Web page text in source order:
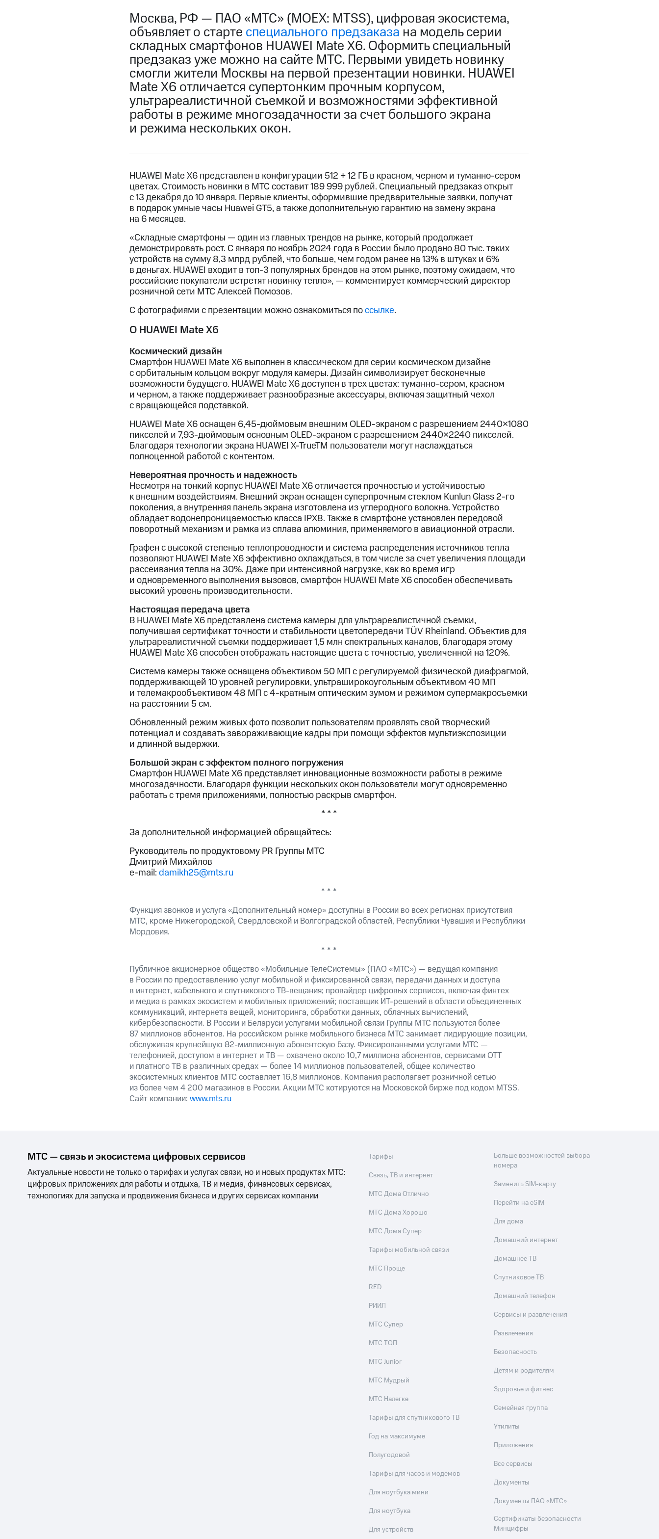
Москва, РФ — ПАО «МТС» (MOEX: MTSS), цифровая экосистема,
объявляет о старте специального предзаказа на модель серии
складных смартфонов HUAWEI Mate X6. Оформить специальный
предзаказ уже можно на сайте МТС. Первыми увидеть новинку
смогли жители Москвы на первой презентации новинки. HUAWEI
Mate X6 отличается супертонким прочным корпусом,
ультрареалистичной съемкой и возможностями эффективной
работы в режиме многозадачности за счет большого экрана
и режима нескольких окон.
HUAWEI Mate X6 представлен в конфигурации 512 + 12 ГБ в красном, черном и туманно-сером
цветах. Стоимость новинки в МТС составит 189 999 рублей. Специальный предзаказ открыт
с 13 декабря до 10 января. Первые клиенты, оформившие предварительные заявки, получат
в подарок умные часы Huawei GT5, а также дополнительную гарантию на замену экрана
на 6 месяцев.
«Складные смартфоны — один из главных трендов на рынке, который продолжает
демонстрировать рост. С января по ноябрь 2024 года в России было продано 80 тыс. таких
устройств на сумму 8,3 млрд рублей, что больше, чем годом ранее на 13% в штуках и 6%
в деньгах. HUAWEI входит в топ-3 популярных брендов на этом рынке, поэтому ожидаем, что
российские покупатели встретят новинку тепло», — комментирует коммерческий директор
розничной сети МТС Алексей Помозов.
С фотографиями с презентации можно ознакомиться поссылке.
О HUAWEI Mate X6
Космический дизайн
Смартфон HUAWEI Mate X6 выполнен в классическом для серии космическом дизайне
с орбитальным кольцом вокруг модуля камеры. Дизайн символизирует бесконечные
возможности будущего. HUAWEI Mate X6 доступен в трех цветах: туманно-сером, красном
и черном, а также поддерживает разнообразные аксессуары, включая защитный чехол
с вращающейся подставкой.
HUAWEI Mate X6 оснащен 6,45-дюймовым внешним OLED-экраном с разрешением 2440×1080
пикселей и 7,93-дюймовым основным OLED-экраном с разрешением 2440×2240 пикселей.
Благодаря технологии экрана HUAWEI X-TrueTM пользователи могут наслаждаться
полноценной работой с контентом.
Невероятная прочность и надежность
Несмотря на тонкий корпус HUAWEI Mate X6 отличается прочностью и устойчивостью
к внешним воздействиям. Внешний экран оснащен суперпрочным стеклом Kunlun Glass 2-го
поколения, а внутренняя панель экрана изготовлена из углеродного волокна. Устройство
обладает водонепроницаемостью класса IPX8. Также в смартфоне установлен передовой
поворотный механизм и рамка из сплава алюминия, применяемого в авиационной отрасли.
Графен с высокой степенью теплопроводности и система распределения источников тепла
позволяют HUAWEI Mate X6 эффективно охлаждаться, в том числе за счет увеличения площади
рассеивания тепла на 30%. Даже при интенсивной нагрузке, как во время игр
и одновременного выполнения вызовов, смартфон HUAWEI Mate X6 способен обеспечивать
высокий уровень производительности.
Настоящая передача цвета
В HUAWEI Mate X6 представлена система камеры для ультрареалистичной съемки,
получившая сертификат точности и стабильности цветопередачи TÜV Rheinland. Объектив для
ультрареалистичной съемки поддерживает 1,5 млн спектральных каналов, благодаря этому
HUAWEI Mate X6 способен отображать настоящие цвета с точностью, увеличенной на 120%.
Система камеры также оснащена объективом 50 МП с регулируемой физической диафрагмой,
поддерживающей 10 уровней регулировки, ультраширокоугольным объективом 40 МП
и телемакрообъективом 48 МП с 4-кратным оптическим зумом и режимом супермакросъемки
на расстоянии 5 см.
Обновленный режим живых фото позволит пользователям проявлять свой творческий
потенциал и создавать завораживающие кадры при помощи эффектов мультиэкспозиции
и длинной выдержки.
Большой экран с эффектом полного погружения
Смартфон HUAWEI Mate X6 представляет инновационные возможности работы в режиме
многозадачности. Благодаря функции нескольких окон пользователи могут одновременно
работать с тремя приложениями, полностью раскрыв смартфон.
* * *
За дополнительной информацией обращайтесь:
Руководитель по продуктовому PR Группы МТС
Дмитрий Михайлов
e-mail:damikh25@mts.ru
* * *
Функция звонков и услуга «Дополнительный номер» доступны в России во всех регионах присутствия
МТС, кроме Нижегородской, Свердловской и Волгоградской областей, Республики Чувашия и Республики
Мордовия.
* * *
Публичное акционерное общество «Мобильные ТелеСистемы» (ПАО «МТС») — ведущая компания
в России по предоставлению услуг мобильной и фиксированной связи, передачи данных и доступа
в интернет, кабельного и спутникового ТВ-вещания; провайдер цифровых сервисов, включая финтех
и медиа в рамках экосистем и мобильных приложений; поставщик ИТ-решений в области объединенных
коммуникаций, интернета вещей, мониторинга, обработки данных, облачных вычислений,
кибербезопасности. В России и Беларуси услугами мобильной связи Группы МТС пользуются более
87 миллионов абонентов. На российском рынке мобильного бизнеса МТС занимает лидирующие позиции,
обслуживая крупнейшую 82-миллионную абонентскую базу. Фиксированными услугами МТС —
телефонией, доступом в интернет и ТВ — охвачено около 10,7 миллиона абонентов, сервисами OTT
и платного ТВ в различных средах — более 14 миллионов пользователей, общее количество
экосистемных клиентов МТС составляет 16,8 миллионов. Компания располагает розничной сетью
из более чем 4 200 магазинов в России. Акции МТС котируются на Московской бирже под кодом MTSS.
Сайт компании: www.mts.ru
МТС — связь и экосистема цифровых сервисов
Актуальные новости не только о тарифах и услугах связи, но и новых продуктах МТС:
цифровых приложениях для работы и отдыха, ТВ и медиа, финансовых сервисах,
технологиях для запуска и продвижения бизнеса и других сервисах компании
Тарифы
Связь, ТВ и интернет
МТС Дома Отлично
МТС Дома Хорошо
МТС Дома Супер
Тарифы мобильной связи
МТС Проще
RED
РИИЛ
МТС Супер
МТС ТОП
МТС Junior
МТС Мудрый
МТС Налегке
Тарифы для спутникового ТВ
Год на максимуме
Полугодовой
Тарифы для часов и модемов
Для ноутбука мини
Для ноутбука
Для устройств
Больше возможностей выбора
номера
Заменить SIM-карту
Перейти на eSIM
Для дома
Домашний интернет
Домашнее ТВ
Спутниковое ТВ
Домашний телефон
Сервисы и развлечения
Развлечения
Безопасность
Детям и родителям
Здоровье и фитнес
Семейная группа
Утилиты
Приложения
Все сервисы
Документы
Документы ПАО «МТС»
Сертификаты безопасности
Минцифры